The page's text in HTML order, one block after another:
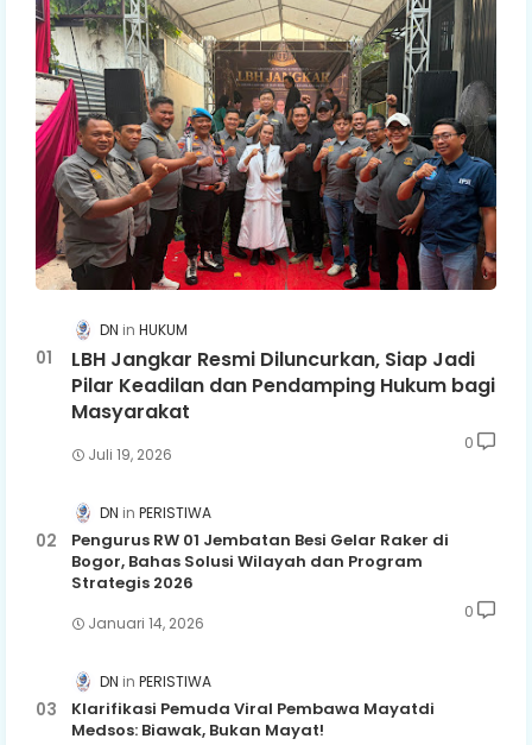
DN HUKUM
LBH Jangkar Resmi Diluncurkan, Siap Jadi
Pilar Keadilan dan Pendamping Hukum bagi
Masyarakat
Juli 19, 2026
0
DN PERISTIWA
Pengurus RW 01 Jembatan Besi Gelar Raker di
Bogor, Bahas Solusi Wilayah dan Program
Strategis 2026
Januari 14, 2026
0
DN PERISTIWA
Klarifikasi Pemuda Viral Pembawa Mayatdi
Medsos: Biawak, Bukan Mayat!